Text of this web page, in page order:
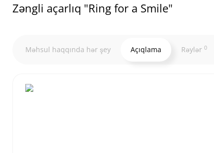
Zəngli açarlıq "Ring for a Smile"
Məhsul haqqında hər şey Açıqlama Rəylər 0